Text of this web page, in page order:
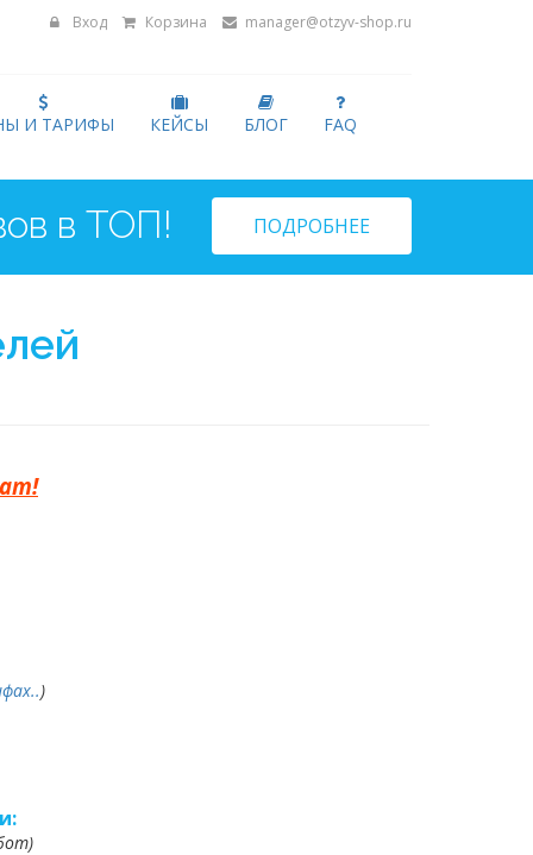
Вход Корзина manager@otzyv-shop.ru
И ТАРИФЫ КЕЙСЫ БЛОГ FAQ
ПОДРОБНЕЕ
)